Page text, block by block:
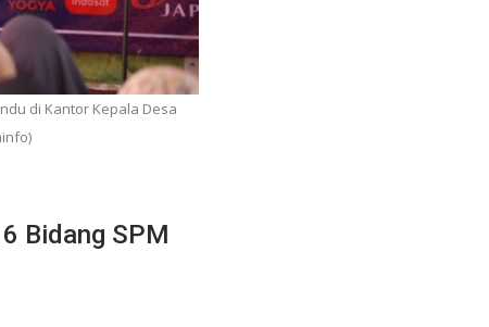
di Kantor Kepala Desa
Bidang SPM